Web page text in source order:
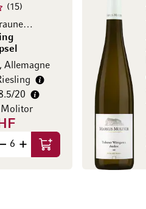
15
Ortswein Brauneberger
Allemagne
20
Molitor
/ l)
Ajouter au panier